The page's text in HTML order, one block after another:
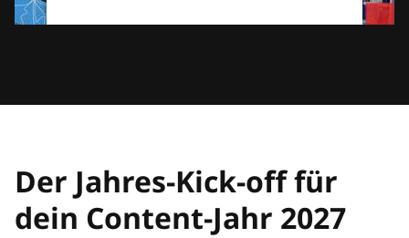
Powered byUsercentrics Consent
Der Jahres-Kick-off für
dein Content-Jahr 2027